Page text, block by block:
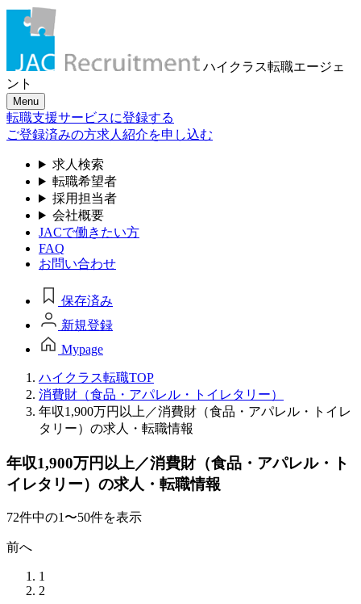
ハイクラス転職エージェ
ント
Menu
転職支援サービスに登録する
ご登録済みの方求人紹介を申し込む
求人検索
転職希望者
採用担当者
会社概要
JACで働きたい方
FAQ
お問い合わせ
保存済み
新規登録
Mypage
ハイクラス転職TOP
消費財（食品・アパレル・トイレタリー）
年収1,900万円以上／消費財（食品・アパレル・トイレ
タリー）の求人・転職情報
年収1,900万円以上／消費財（食品・アパレル・ト
イレタリー）の求人・転職情報
72件中の1〜50件を表示
前へ
1
2